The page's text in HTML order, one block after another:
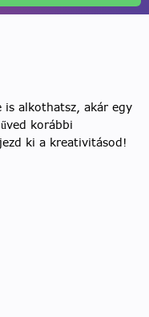
is alkothatsz, akár egy
korábbi
ki a kreativitásod!